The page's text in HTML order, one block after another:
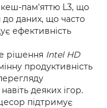
пам'яттю L3, що
даних, що часто
ефективність
рішення Intel HD
продуктивність
деяких ігор.
підтримує